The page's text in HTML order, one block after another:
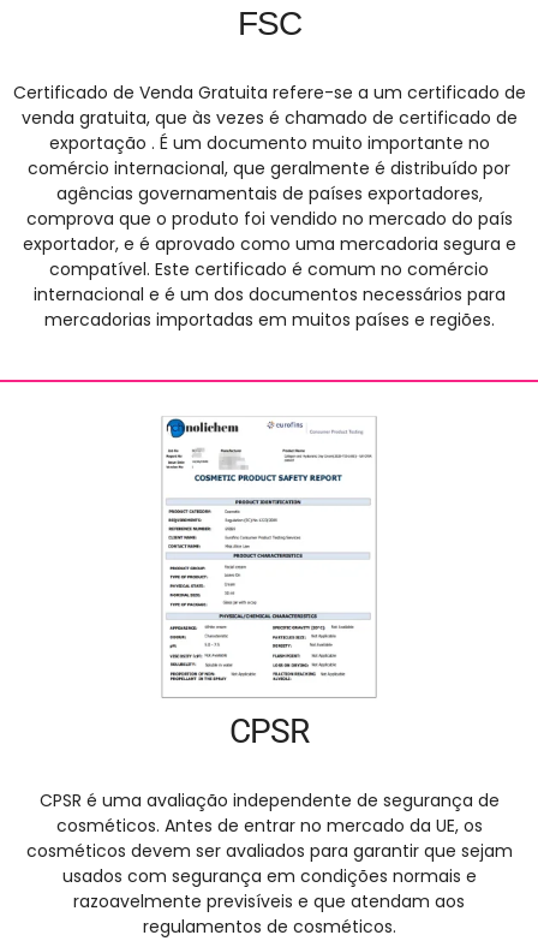
FSC
Certificado de Venda Gratuita refere-se a um certificado de
venda gratuita, que às vezes é chamado de certificado de
exportação . É um documento muito importante no
comércio internacional, que geralmente é distribuído por
agências governamentais de países exportadores,
comprova que o produto foi vendido no mercado do país
exportador, e é aprovado como uma mercadoria segura e
compatível. Este certificado é comum no comércio
internacional e é um dos documentos necessários para
mercadorias importadas em muitos países e regiões.
CPSR
CPSR é uma avaliação independente de segurança de
cosméticos. Antes de entrar no mercado da UE, os
cosméticos devem ser avaliados para garantir que sejam
usados ​​com segurança em condições normais e
razoavelmente previsíveis e que atendam aos
regulamentos de cosméticos.